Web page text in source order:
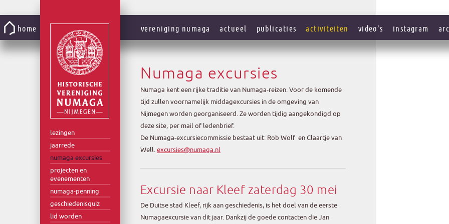
naar
de
inhoud
lezingen
jaarrede
numaga excursies
projecten en
evenementen
numaga-penning
geschiedenisquiz
lid worden
home vereniging numaga actueel publicaties activiteiten video’s instagram
Numaga excursies
Numaga kent een rijke traditie van Numaga-reizen. Voor de komende
tijd zullen voornamelijk middagexcursies in de omgeving van
Nijmegen worden georganiseerd. Ze worden tijdig aangekondigd op
deze site, per mail of ledenbrief.
De Numaga-excursiecommissie bestaat uit: Rob Wolf en Claartje van
Well.excursies@numaga.nl
Excursie naar Kleef zaterdag 30 mei
De Duitse stad Kleef, rijk aan geschiedenis, is het doel van de eerste
Numagaexcursie van dit jaar. Dankzij de goede contacten die Jan